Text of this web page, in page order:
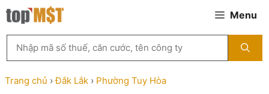
Chuyển
đến
Menu
kiếm
MST
theo
tên
Trang chủ ›Đắk Lắk › Phường Tuy Hòa